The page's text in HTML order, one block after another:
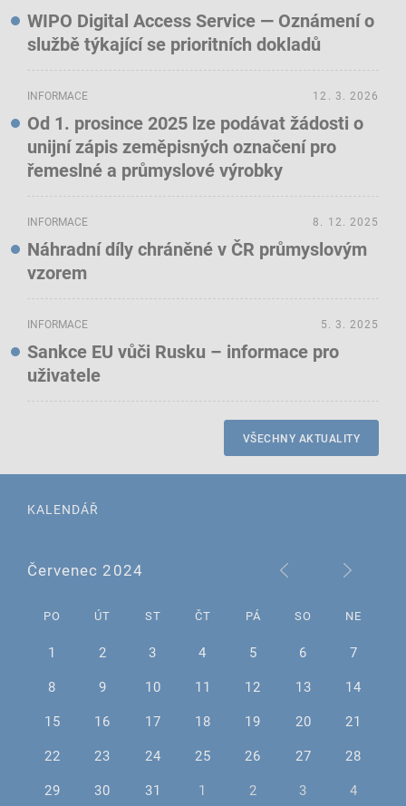
WIPO Digital Access Service — Oznámení o
službě týkající se prioritních dokladů
INFORMACE
Od 1. prosince 2025 lze podávat žádosti o
unijní zápis zeměpisných označení pro
řemeslné a průmyslové výrobky
12. 3. 2026
INFORMACE
Náhradní díly chráněné v ČR průmyslovým
vzorem
8. 12. 2025
INFORMACE
Sankce EU vůči Rusku – informace pro
uživatele
5. 3. 2025
VŠECHNY AKTUALITY
KALENDÁŘ
Červenec 2024
PO ÚT ST ČT PÁ SO NE
1 2 3 4 5 6
7
8
9 10 11 12 13
14
15
16 17 18 19 20
21
22
23 24 25 26 27
28
29
30 31 1 2 3 4